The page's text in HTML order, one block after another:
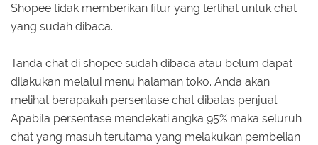
Shopee tidak memberikan fitur yang terlihat untuk chat
yang sudah dibaca.
Tanda chat di shopee sudah dibaca atau belum dapat
dilakukan melalui menu halaman toko. Anda akan
melihat berapakah persentase chat dibalas penjual.
Apabila persentase mendekati angka 95% maka seluruh
chat yang masuh terutama yang melakukan pembelian